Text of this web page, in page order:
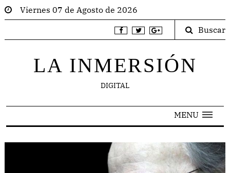
Viernes 07 de Agosto de 2026
Buscar
LA INMERSIÓN
DIGITAL
MENU